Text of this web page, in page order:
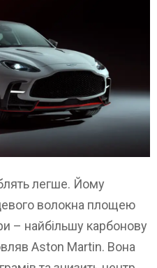
легше. Йому
волокна площею
– найбільшу карбонову
Aston Martin. Вона